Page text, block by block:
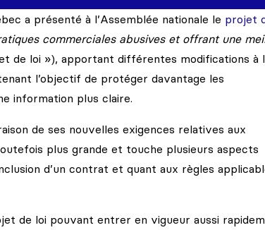
a présenté à l’Assemblée nationale le projet
commerciales abusives et offrant une
de loi »), apportant différentes modifications à
l’objectif de protéger davantage les
information plus claire.
de ses nouvelles exigences relatives aux
plus grande et touche plusieurs aspects
d’un contrat et quant aux règles
de loi pouvant entrer en vigueur aussi